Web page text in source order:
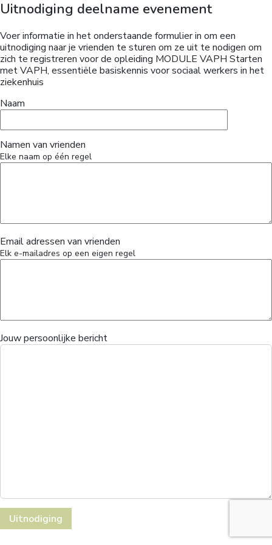
Uitnodiging deelname evenement
Voer informatie in het onderstaande formulier in om een
uitnodiging naar je vrienden te sturen om ze uit te nodigen om
zich te registreren voor de opleiding MODULE VAPH Starten
met VAPH, essentiële basiskennis voor sociaal werkers in het
ziekenhuis
Naam
Namen van vrienden
Elke naam op één regel
Email adressen van vrienden
Elk e-mailadres op een eigen regel
Jouw persoonlijke bericht